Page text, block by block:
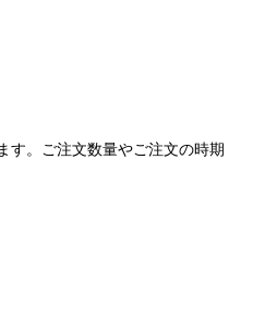
。ご注文数量やご注文の時期